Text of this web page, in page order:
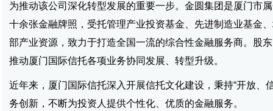
为推动该公司深化转型发展的重要一步。金圆集团是厦门市
十余张金融牌照，受托管理产业投资基金、先进制造业基金
部产业资源，致力于打造全国一流的综合性金融服务商。股
推动厦门国际信托各项业务协同发展、转型升级。
近年来，厦门国际信托深入开展信托文化建设，秉持“开放
务创新，不断为投资人提供个性化、优质的金融服务。